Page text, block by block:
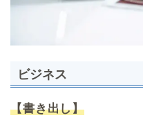
ビジネス
【書き出し】